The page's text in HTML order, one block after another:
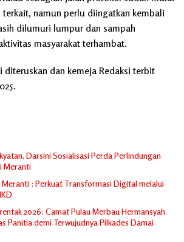
namun perlu diingatkan kembali
dilumuri lumpur dan sampah
masyarakat terhambat.
diteruskan dan kemeja Redaksi terbit
Darsini Sosialisasi Perda Perlindungan
Meranti
: Perkuat Transformasi Digital melalui
2026: Camat Pulau Merbau Hermansyah,
Panitia demi Terwujudnya Pilkades Damai